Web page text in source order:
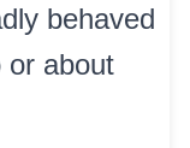
behaved
or about